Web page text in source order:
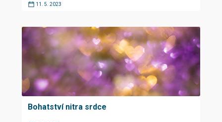
11. 5. 2023
Bohatství nitra srdce